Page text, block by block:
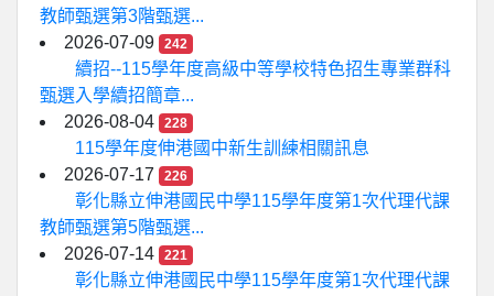
教師甄選第3階甄選...
2026-07-09
242
續招--115學年度高級中等學校特色招生專業群科
甄選入學續招簡章...
2026-08-04
228
115學年度伸港國中新生訓練相關訊息
2026-07-17
226
彰化縣立伸港國民中學115學年度第1次代理代課
教師甄選第5階甄選...
2026-07-14
221
彰化縣立伸港國民中學115學年度第1次代理代課